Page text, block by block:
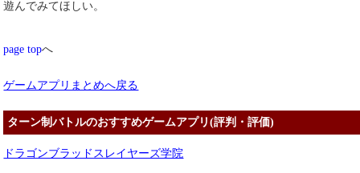
遊んでみてほしい。
page topへ
ゲームアプリまとめへ戻る
ターン制バトルのおすすめゲームアプリ(評判・評価)
ドラゴンブラッドスレイヤーズ学院